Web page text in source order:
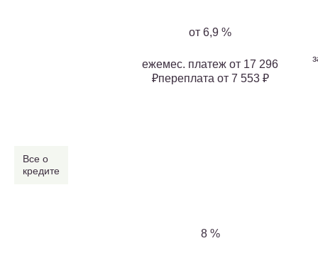
от 6,9 %
ежемес. платеж от 17 296
₽переплата от 7 553 ₽
Все о
кредите
8 %